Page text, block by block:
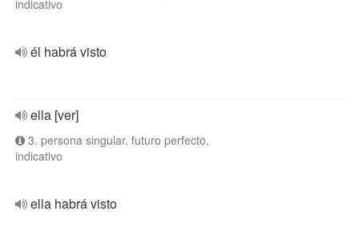
indicativo
él habrá visto
ella [ver]
3. persona singular, futuro perfecto,
indicativo
ella habrá visto